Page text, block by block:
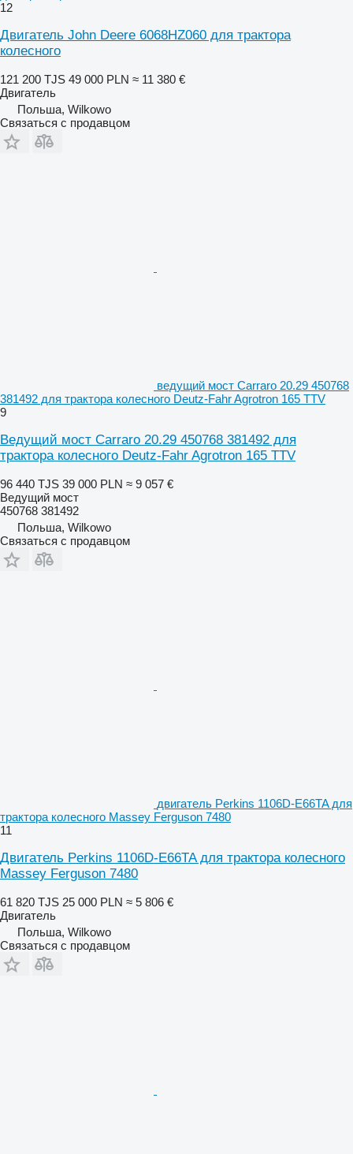
12
Двигатель John Deere 6068HZ060 для трактора
колесного
121 200 TJS 49 000 PLN ≈ 11 380 €
Двигатель
Польша, Wilkowo
Связаться с продавцом
ведущий мост Carraro 20.29 450768
381492 для трактора колесного Deutz-Fahr Agrotron 165 TTV
9
Ведущий мост Carraro 20.29 450768 381492 для
трактора колесного Deutz-Fahr Agrotron 165 TTV
96 440 TJS 39 000 PLN ≈ 9 057 €
Ведущий мост
450768 381492
Польша, Wilkowo
Связаться с продавцом
двигатель Perkins 1106D-E66TA для
трактора колесного Massey Ferguson 7480
11
Двигатель Perkins 1106D-E66TA для трактора колесного
Massey Ferguson 7480
61 820 TJS 25 000 PLN ≈ 5 806 €
Двигатель
Польша, Wilkowo
Связаться с продавцом